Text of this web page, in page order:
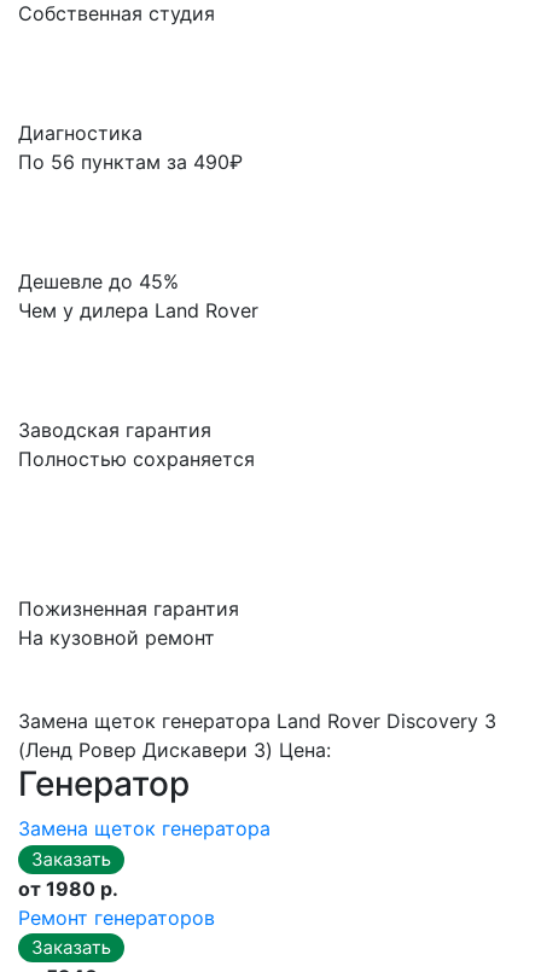
Собственная студия
Диагностика
По 56 пунктам за 490₽
Дешевле до 45%
Чем у дилера Land Rover
Заводская гарантия
Полностью сохраняется
Пожизненная гарантия
На кузовной ремонт
Замена щеток генератора Land Rover Discovery 3
(Ленд Ровер Дискавери 3) Цена:
Генератор
Замена щеток генератора
от 1980 р.
Ремонт генераторов